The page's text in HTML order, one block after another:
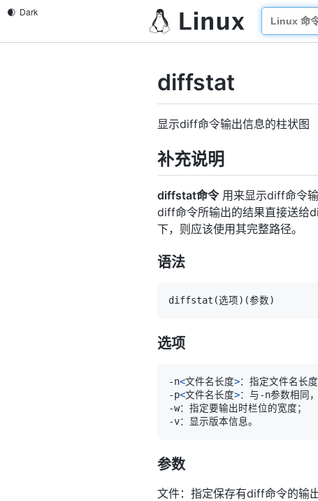
diffstat
显示diff命令输出信息的柱状图
补充说明
diffstat命令用来显示diff命令
diff命令所输出的结果直接送给
下，则应该使用其完整路径。
语法
diffstat (选项) (参数)
选项
-n<文件名长度>
-p<文件名长度>：与-n参数相同
参数
文件：指定保存有diff命令的输